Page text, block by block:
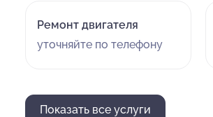
Ремонт двигателя
уточняйте по телефону
Показать все услуги